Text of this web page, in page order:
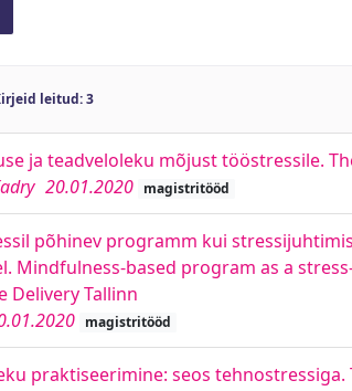
leitud: 3
ja teadveloleku mõjust tööstressile.
20.01.2020 magistritööd
põhinev programm kui
Mindfulness-based program as a
Delivery Tallinn
magistritööd
praktiseerimine: seos